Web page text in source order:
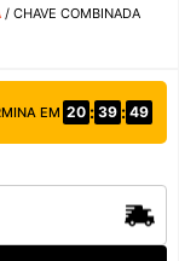
/ CHAVE COMBINADA
EM 20 : 39 : 48